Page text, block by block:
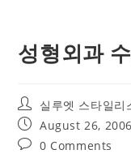
성형외과
Post
author:
실루엣 스타일리
Post
published:
August 26, 2006
Post0 Comments